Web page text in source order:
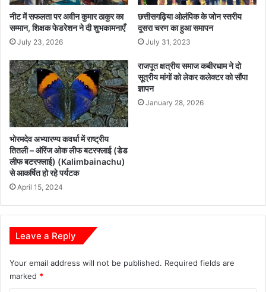
नीट में सफलता पर अवीन कुमार ठाकुर का
सम्मान, शिक्षक फेडरेशन ने दी शुभकामनाएँ
July 23, 2026
छत्तीसगढ़िया ओलंपिक के जोन स्तरीय
दूसरा चरण का हुआ समापन
July 31, 2023
भोरमदेव अभ्यारण्य कवर्धा में राष्ट्रीय
तितली – ऑरेंज ओक लीफ बटरफ्लाई (डेड
लीफ बटरफ्लाई) (Kalimbainachu)
से आकर्षित हो रहे पर्यटक
April 15, 2024
राजपूत क्षत्रीय समाज कबीरधाम ने दो
सूत्रीय मांगों को लेकर कलेक्टर को सौंपा
ज्ञापन
January 28, 2026
Leave a Reply
Your email address will not be published. Required fields are
marked *